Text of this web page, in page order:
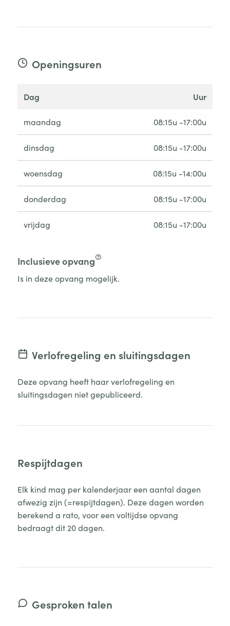
Openingsuren
dag uur
maandag 08:15u -17:00u
dinsdag 08:15u -17:00u
woensdag 08:15u -14:00u
donderdag 08:15u -17:00u
vrijdag 08:15u -17:00u
Inclusieve opvang
Is in deze opvang mogelijk.
Verlofregeling en sluitingsdagen
Deze opvang heeft haar verlofregeling en
sluitingsdagen niet gepubliceerd.
Respijtdagen
Elk kind mag per kalenderjaar een aantal dagen
afwezig zijn (=respijtdagen). Deze dagen worden
berekend a rato, voor een voltijdse opvang
bedraagt dit 20 dagen.
Gesproken talen